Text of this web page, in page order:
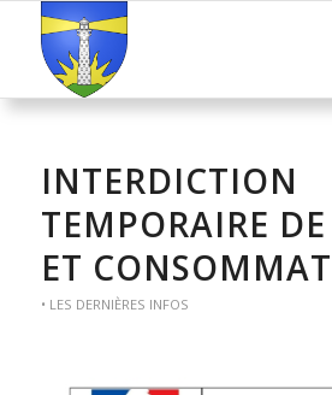
INTERDICTION
TEMPORAIRE
ET
• LES DERNIÈRES INFOS